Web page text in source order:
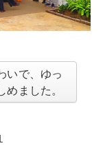
いで、ゆっ
ました。